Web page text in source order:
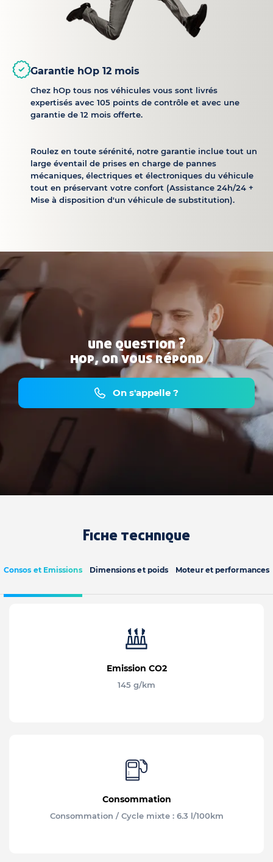
Garantie hOp 12 mois
Chez hOp tous nos véhicules vous sont livrés
expertisés avec 105 points de contrôle et avec une
garantie de 12 mois offerte.
Roulez en toute sérénité, notre garantie inclue tout un
large éventail de prises en charge de pannes
mécaniques, électriques et électroniques du véhicule
tout en préservant votre confort (Assistance 24h/24 +
Mise à disposition d'un véhicule de substitution).
une question ?
hop, on vous répond
On s'appelle ?
Fiche technique
Consos et Emissions Dimensions et poids Moteur et performances
Emission CO2
145 g/km
Consommation
Consommation / Cycle mixte : 6.3 l/100km